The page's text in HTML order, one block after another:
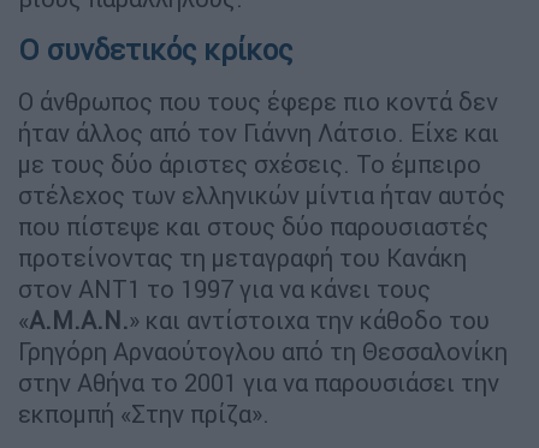
Ο συνδετικός κρίκος
Ο άνθρωπος που τους έφερε πιο κοντά δεν
ήταν άλλος από τον Γιάννη Λάτσιο. Είχε και
με τους δύο άριστες σχέσεις. Το έμπειρο
στέλεχος των ελληνικών μίντια ήταν αυτός
που πίστεψε και στους δύο παρουσιαστές
προτείνοντας τη μεταγραφή του Κανάκη
στον ΑΝΤ1 το 1997 για να κάνει τους
«Α.Μ.Α.Ν.» και αντίστοιχα την κάθοδο του
Γρηγόρη Αρναούτογλου από τη Θεσσαλονίκη
στην Αθήνα το 2001 για να παρουσιάσει την
εκπομπή «Στην πρίζα».